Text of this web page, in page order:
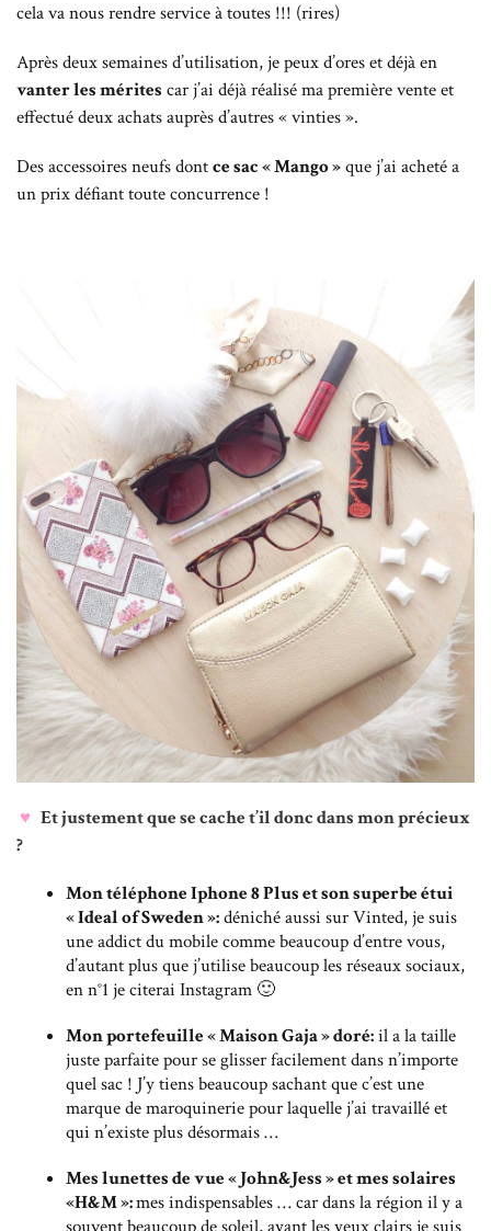
cela va nous rendre service à toutes !!! (rires)
Après deux semaines d’utilisation, je peux d’ores et déjà en
vanter les mérites car j’ai déjà réalisé ma première vente et
effectué deux achats auprès d’autres « vinties ».
Des accessoires neufs dontce sac « Mango »que j’ai acheté a
un prix défiant toute concurrence !
♥ Et justement que se cache t’il donc dans mon précieux
?
Mon téléphone Iphone 8 Plus et son superbe étui
« Ideal of Sweden »:déniché aussi sur Vinted, je suis
une addict du mobile comme beaucoup d’entre vous,
d’autant plus que j’utilise beaucoup les réseaux sociaux,
en n°1 je citerai Instagram 🙂
Mon portefeuille « Maison Gaja » doré:il a la taille
juste parfaite pour se glisser facilement dans n’importe
quel sac ! J’y tiens beaucoup sachant que c’est une
marque de maroquinerie pour laquelle j’ai travaillé et
qui n’existe plus désormais …
Mes lunettes de vue « John&Jess » et mes solaires
«H&M »:mes indispensables … car dans la région il y a